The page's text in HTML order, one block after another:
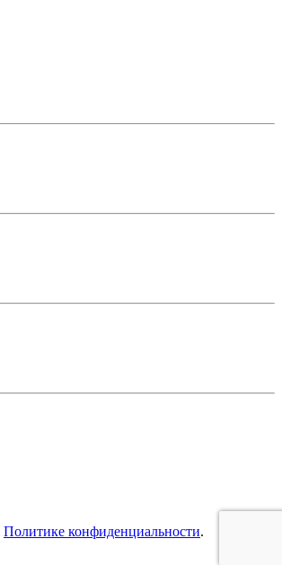
Политике конфиденциальности.